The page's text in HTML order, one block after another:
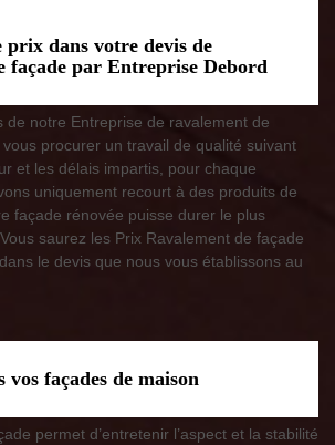
prix dans votre devis de
façade par Entreprise Debord
de notre Entreprise de ravalement de
vous procurer un travail de qualité suivant
et les délais impartis, pour chaque
uniquement recourt à des produits de
façade rénovée puisse durer le plus
saurez les Prix Ravalement de façade
le devis que nous vous établissons au
vos façades de maison
permet d’entretenir l’aspect et la stabilité